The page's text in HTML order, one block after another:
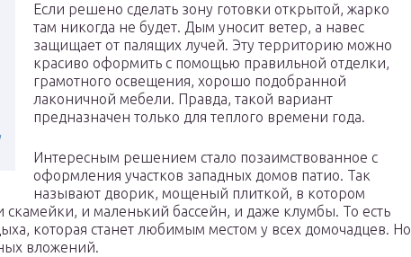
Если решено сделать зону готовки открытой, жарко
там никогда не будет. Дым уносит ветер, а навес
защищает от палящих лучей. Эту территорию можно
красиво оформить с помощью правильной отделки,
грамотного освещения, хорошо подобранной
лаконичной мебели. Правда, такой вариант
предназначен только для теплого времени года.
Интересным решением стало позаимствованное с
оформления участков западных домов патио. Так
называют дворик, мощеный плиткой, в котором
скамейки, и маленький бассейн, и даже клумбы. То есть
которая станет любимым местом у всех домочадцев. Но
вложений.